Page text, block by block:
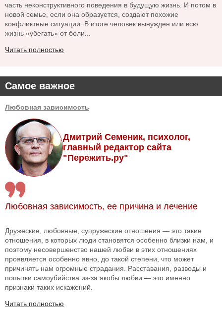
Самое важное
Любовная зависимость
Дмитрий Семеник, психолог,
главный редактор сайта
"Пережить.ру"
Любовная зависимость, ее причина и лечение
Дружеские, любовные, супружеские отношения — это такие
отношения, в которых люди становятся особенно близки нам, и
поэтому несовершенство нашей любви в этих отношениях
проявляется особенно явно, до такой степени, что может
причинять нам огромные страдания. Расставания, разводы и
попытки самоубийства из-за якобы любви — это именно
признаки таких искажений.
Читать полностью
часть неконструктивного поведения в будущую жизнь. И потом в
новой семье, если она образуется, создают похожие
конфликтные ситуации. В итоге человек вынужден или всю
жизнь «убегать» от боли...
Читать полностью